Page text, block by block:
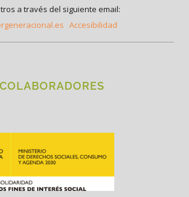
a través del siguiente email:
Accesibilidad